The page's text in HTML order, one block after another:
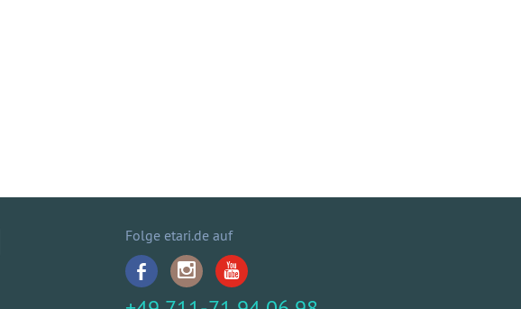
Folge etari.de auf